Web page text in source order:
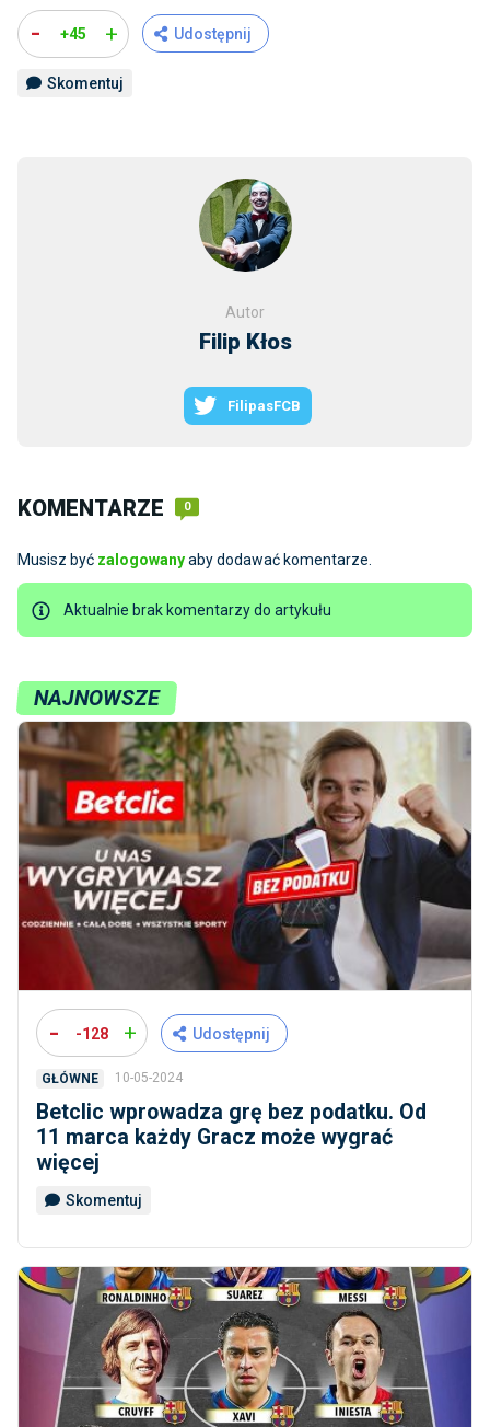
- +45 + Udostępnij
Skomentuj
Autor
Filip Kłos
FilipasFCB
KOMENTARZE 0
Musisz być zalogowanyaby dodawać komentarze.
Aktualnie brak komentarzy do artykułu
NAJNOWSZE
- -128 + Udostępnij
GŁÓWNE 10-05-2024
Betclic wprowadza grę bez podatku. Od
11 marca każdy Gracz może wygrać
więcej
Skomentuj